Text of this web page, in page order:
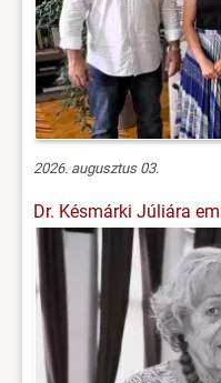
2026. augusztus 03.
Dr. Késmárki Júliára